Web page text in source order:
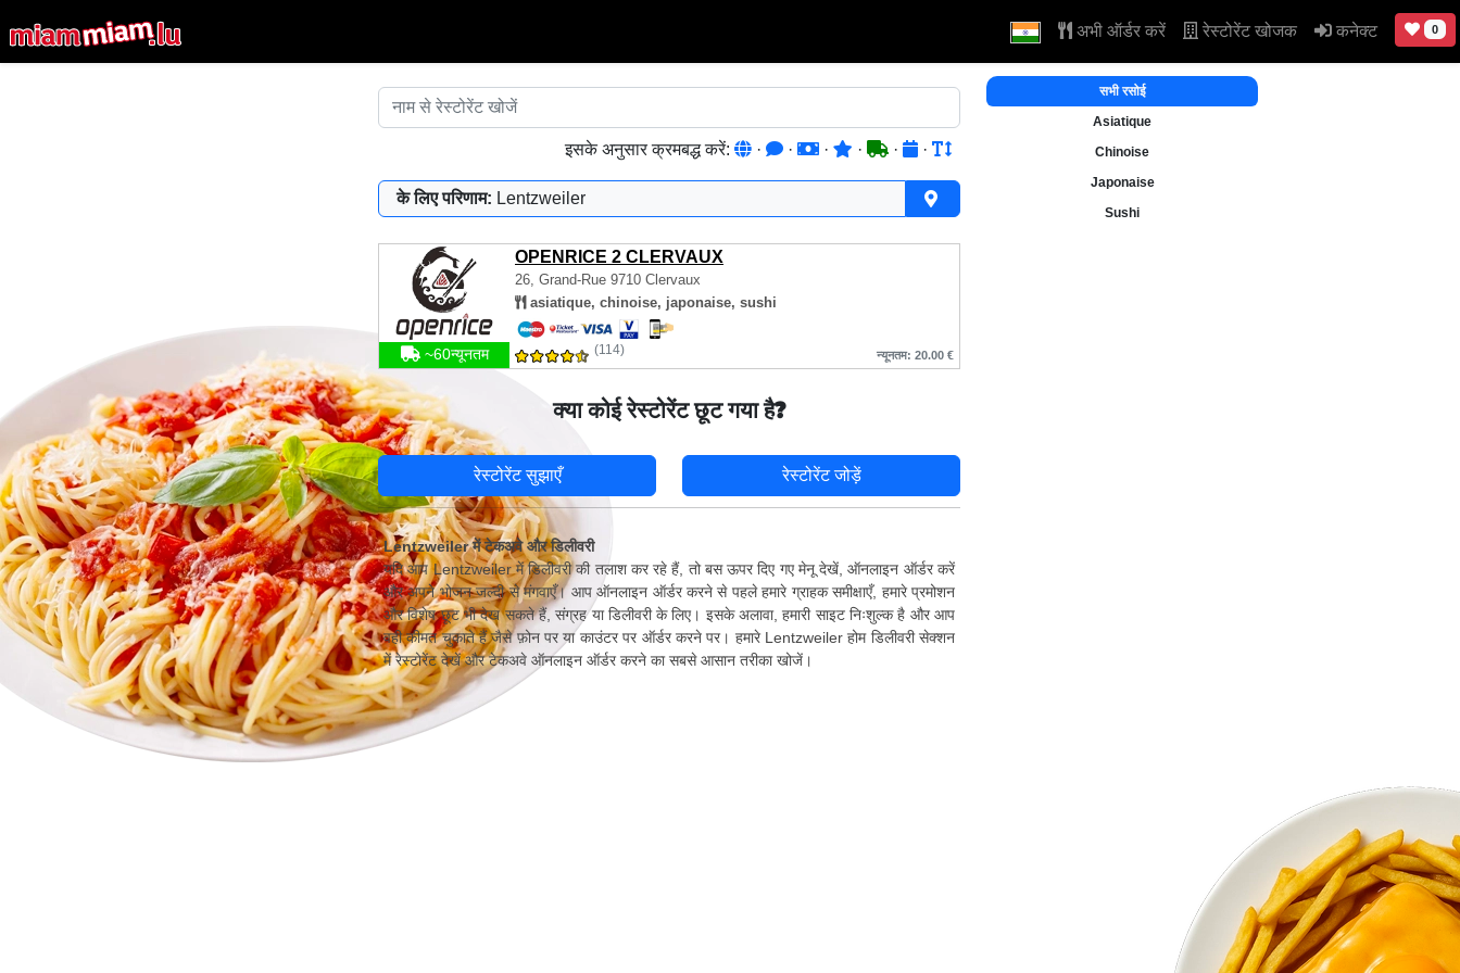
अभी ऑर्डर करें रेस्टोरेंट खोजक कनेक्ट 0
इसके अनुसार क्रमबद्ध करें: · · · · · ·
के लिए परिणाम: Lentzweiler
OPENRICE 2 CLERVAUX
26, Grand-Rue 9710 Clervaux
asiatique, chinoise, japonaise, sushi
~60न्यूनतम (114) न्यूनतम: 20.00 €
सभी रसोई
Asiatique
Chinoise
Japonaise
Sushi
क्या कोई रेस्टोरेंट छूट गया है?
रेस्टोरेंट सुझाएँ रेस्टोरेंट जोड़ें
Lentzweiler में टेकअवे और डिलीवरी
यदि आप Lentzweiler में डिलीवरी की तलाश कर रहे हैं, तो बस ऊपर दिए गए मेनू देखें, ऑनलाइन ऑर्डर करें
और अपने भोजन जल्दी से मंगवाएँ। आप ऑनलाइन ऑर्डर करने से पहले हमारे ग्राहक समीक्षाएँ, हमारे प्रमोशन
और विशेष छूट भी देख सकते हैं, संग्रह या डिलीवरी के लिए। इसके अलावा, हमारी साइट निःशुल्क है और आप
वही कीमत चुकाते हैं जैसे फ़ोन पर या काउंटर पर ऑर्डर करने पर। हमारे Lentzweiler होम डिलीवरी सेक्शन
में रेस्टोरेंट देखें और टेकअवे ऑनलाइन ऑर्डर करने का सबसे आसान तरीका खोजें।